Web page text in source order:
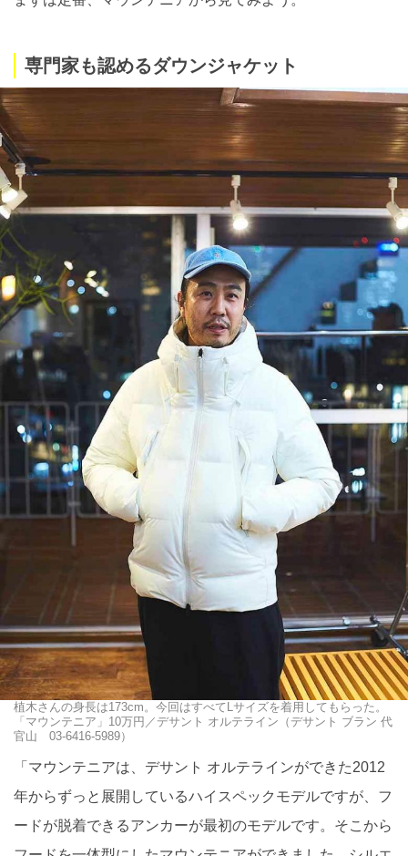
専門家も認めるダウンジャケット
植木さんの身長は173cm。今回はすべてLサイズを着用してもらった。
「マウンテニア」10万円／デサント オルテライン（デサント ブラン 代
官山 03-6416-5989）
「マウンテニアは、デサント オルテラインができた2012
年からずっと展開しているハイスペックモデルですが、フ
ードが脱着できるアンカーが最初のモデルです。そこから